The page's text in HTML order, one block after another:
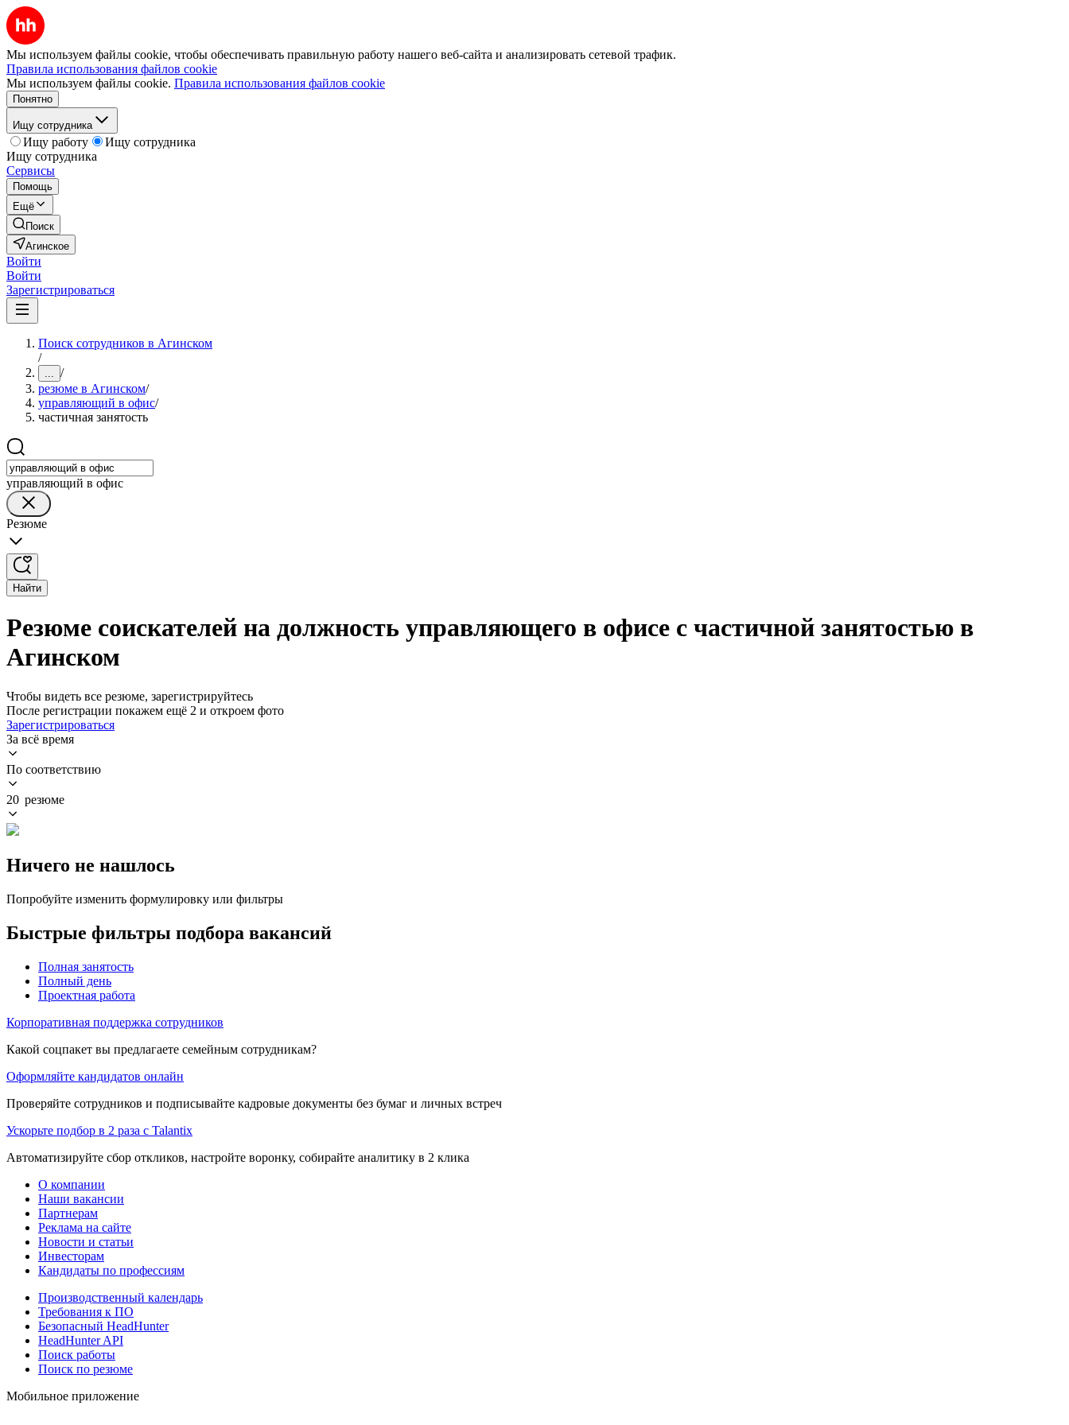
Мы используем файлы cookie, чтобы обеспечивать правильную работу нашего веб-сайта и анализировать сетевой трафик.
Правила использования файлов cookie
Мы используем файлы cookie. Правила использования файлов cookie
Понятно
Ищу сотрудника
Ищу работу
Ищу сотрудника
Ищу сотрудника
Сервисы
Помощь
Ещё
Поиск
Агинское
Войти
Войти
Зарегистрироваться
Поиск сотрудников в Агинском
/
... /
резюме в Агинском/
управляющий в офис/
частичная занятость
управляющий в офис
Резюме
Найти
Резюме соискателей на должность управляющего в офисе с частичной занятостью в
Агинском
Чтобы видеть все резюме, зарегистрируйтесь
После регистрации покажем ещё 2 и откроем фото
Зарегистрироваться
За всё время
По соответствию
20 резюме
Ничего не нашлось
Попробуйте изменить формулировку или фильтры
Быстрые фильтры подбора вакансий
Полная занятость
Полный день
Проектная работа
Корпоративная поддержка сотрудников
Какой соцпакет вы предлагаете семейным сотрудникам?
Оформляйте кандидатов онлайн
Проверяйте сотрудников и подписывайте кадровые документы без бумаг и личных встреч
Ускорьте подбор в 2 раза с Talantix
Автоматизируйте сбор откликов, настройте воронку, собирайте аналитику в 2 клика
О компании
Наши вакансии
Партнерам
Реклама на сайте
Новости и статьи
Инвесторам
Кандидаты по профессиям
Производственный календарь
Требования к ПО
Безопасный HeadHunter
HeadHunter API
Поиск работы
Поиск по резюме
Мобильное приложение